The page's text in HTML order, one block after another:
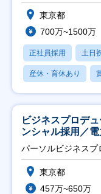
東京都
700万~1500万
正社員採用 土日
産休・育休あり
ビジネスプロデ
ンシャル採用／
ト推進】
パーソルビジネスプ
東京都
457万~650万